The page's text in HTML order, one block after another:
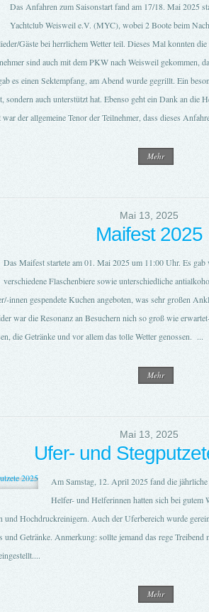
Das Anfahren zum Saisonstart fand am 17/18. Mai 2025
Yachtclub Weisweil e.V. (MYC), wobei 2 Boote beim
Gäste bei herrlichem Wetter teil. Dieses Mal konnten
sind auch mit dem PKW nach Weisweil gekommen,
es einen Sektempfang, am Abend wurde gegrillt. Ein
sondern auch unterstützt hat. Ebenso geht ein Dank an die
der allgemeine Tenor der Teilnehmer, dass dieses
Mehr
Mai 13, 2025
Maifest 2025
Das Maifest startete am 01. Mai 2025 um 11:00 Uhr. Es gab
verschiedene Flaschenbiere sowie unterschiedliche
innen gespendete Kuchen angeboten, was sehr großen
war die Resonanz an Besuchern nich so groß wie
die Getränke und vor allem das tolle Wetter genossen. ...
Mehr
Mai 13, 2025
Ufer- und
Am Samstag, 12. April 2025 fand die
Helfer- und Helferinnen hatten sich bei gutem
und Hochdruckreinigern. Auch der Uferbereich wurde
und Getränke. Anmerkung: sollte jemand das rege Treibend
Mehr